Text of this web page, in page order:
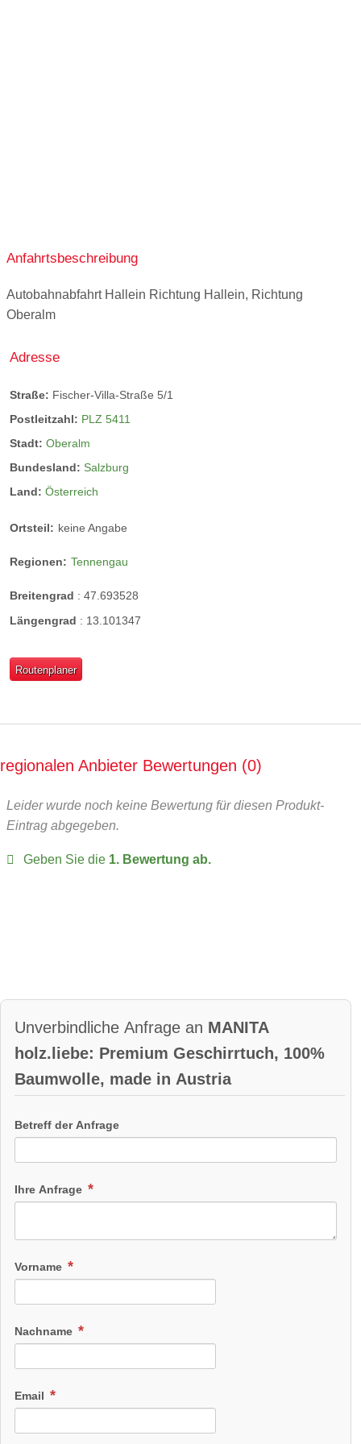
Anfahrtsbeschreibung
Autobahnabfahrt Hallein Richtung Hallein, Richtung
Oberalm
Adresse
Straße: Fischer-Villa-Straße 5/1
Postleitzahl: PLZ 5411
Stadt: Oberalm
Bundesland: Salzburg
Land: Österreich
Ortsteil: keine Angabe
Regionen: Tennengau
Breitengrad : 47.693528
Längengrad : 13.101347
Routenplaner
regionalen Anbieter Bewertungen 0
Leider wurde noch keine Bewertung für diesen Produkt-
Eintrag abgegeben.
Geben Sie die 1. Bewertung ab.
Unverbindliche Anfrage an MANITA
holz.liebe: Premium Geschirrtuch, 100%
Baumwolle, made in Austria
Betreff der Anfrage
Ihre Anfrage
Vorname
Nachname
Email